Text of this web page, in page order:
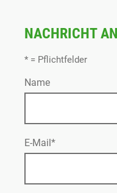
NACHRICHT
* = Pflichtfelder
Name
E-Mail*